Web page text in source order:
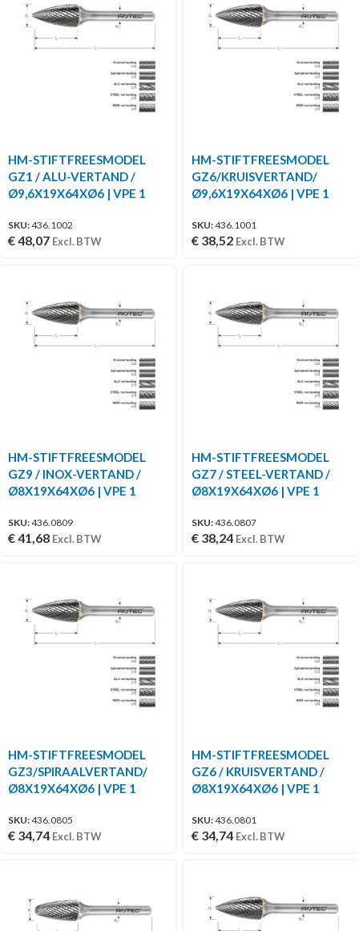
HM-STIFTFREESMODEL
GZ1 / ALU-VERTAND /
Ø9,6X19X64XØ6 | VPE 1
SKU:436.1002
€48,07 Excl. BTW
HM-STIFTFREESMODEL
GZ6/KRUISVERTAND/
Ø9,6X19X64XØ6 | VPE 1
SKU:436.1001
€ 38,52 Excl. BTW
HM-STIFTFREESMODEL
GZ9 / INOX-VERTAND /
Ø8X19X64XØ6 | VPE 1
SKU:436.0809
€41,68 Excl. BTW
HM-STIFTFREESMODEL
GZ7 / STEEL-VERTAND /
Ø8X19X64XØ6 | VPE 1
SKU:436.0807
€ 38,24 Excl. BTW
HM-STIFTFREESMODEL
GZ3/SPIRAALVERTAND/
Ø8X19X64XØ6 | VPE 1
SKU:436.0805
€ 34,74 Excl. BTW
HM-STIFTFREESMODEL
GZ6 / KRUISVERTAND /
Ø8X19X64XØ6 | VPE 1
SKU:436.0801
€ 34,74 Excl. BTW